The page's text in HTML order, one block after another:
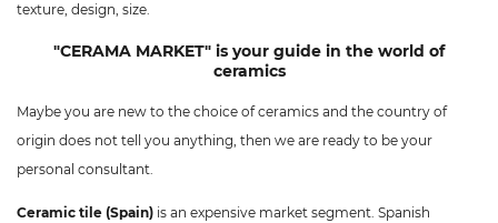
texture, design, size.
"CERAMA MARKET" is your guide in the world of
ceramics
Maybe you are new to the choice of ceramics and the country of
origin does not tell you anything, then we are ready to be your
personal consultant.
Ceramic tile (Spain) is an expensive market segment. Spanish